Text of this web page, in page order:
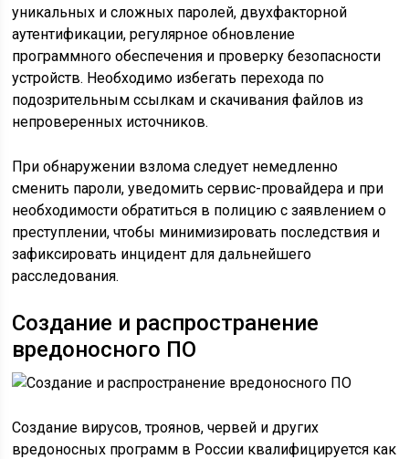
уникальных и сложных паролей, двухфакторной
аутентификации, регулярное обновление
программного обеспечения и проверку безопасности
устройств. Необходимо избегать перехода по
подозрительным ссылкам и скачивания файлов из
непроверенных источников.
При обнаружении взлома следует немедленно
сменить пароли, уведомить сервис-провайдера и при
необходимости обратиться в полицию с заявлением о
преступлении, чтобы минимизировать последствия и
зафиксировать инцидент для дальнейшего
расследования.
Создание и распространение
вредоносного ПО
Создание вирусов, троянов, червей и других
вредоносных программ в России квалифицируется как